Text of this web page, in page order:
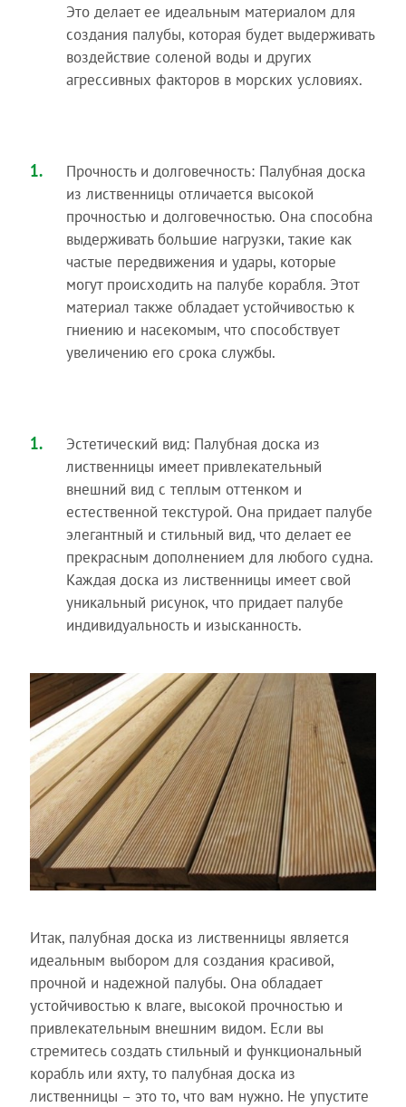
Это делает ее идеальным материалом для
создания палубы, которая будет выдерживать
воздействие соленой воды и других
агрессивных факторов в морских условиях.
Прочность и долговечность: Палубная доска
из лиственницы отличается высокой
прочностью и долговечностью. Она способна
выдерживать большие нагрузки, такие как
частые передвижения и удары, которые
могут происходить на палубе корабля. Этот
материал также обладает устойчивостью к
гниению и насекомым, что способствует
увеличению его срока службы.
Эстетический вид: Палубная доска из
лиственницы имеет привлекательный
внешний вид с теплым оттенком и
естественной текстурой. Она придает палубе
элегантный и стильный вид, что делает ее
прекрасным дополнением для любого судна.
Каждая доска из лиственницы имеет свой
уникальный рисунок, что придает палубе
индивидуальность и изысканность.
Итак, палубная доска из лиственницы является
идеальным выбором для создания красивой,
прочной и надежной палубы. Она обладает
устойчивостью к влаге, высокой прочностью и
привлекательным внешним видом. Если вы
стремитесь создать стильный и функциональный
корабль или яхту, то палубная доска из
лиственницы – это то, что вам нужно. Не упустите